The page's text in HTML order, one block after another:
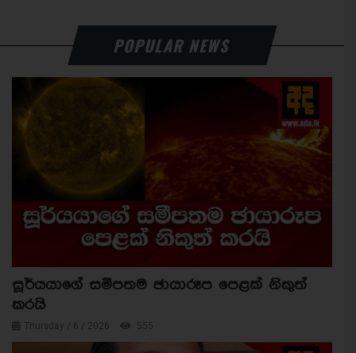
POPULAR NEWS
සූර්යයාගේ සමීපතම ඡායාරූප පෙළක් නිකුත්
කරයි
Thursday / 6 / 2026 555